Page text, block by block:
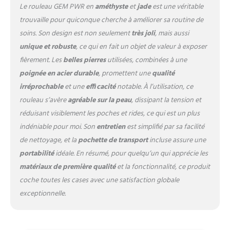
silencieux. Le mouvement de
massage favorise la
circulation, la production de
collagène, calme
l'inflammation, réduit les
poches sous les yeux et
détoxifie la peau. Augmentez
l'efficacité des produits de
soins de la peau : gardez
votre routine de soins de la
peau sur un rouleau en
utilisant une crème pour le
visage ou un sérum pour
augmenter l'absorption de la
peau et tirer le meilleur parti
de vos produits de soins de
la peau. Profitez de vos
Le rouleau GEM PWR enaméthysteetjadeest une véritable
trouvaille pour quiconque cherche à améliorer sa routine de
soins. Son design est non seulementtrès joli, mais aussi
unique et robuste, ce qui en fait un objet de valeur à exposer
fièrement. Lesbelles pierresutilisées, combinées à une
poignée en acier durable, promettent unequalité
irréprochableet uneefficaciténotable. À l’utilisation, ce
rouleau s’avèreagréable sur la peau, dissipant la tension et
réduisant visiblement les poches et rides, ce qui est un plus
indéniable pour moi. Sonentretienest simplifié par sa facilité
de nettoyage, et lapochette de transportincluse assure une
portabilitéidéale. En résumé, pour quelqu’un qui apprécie les
matériaux de première qualitéet la fonctionnalité, ce produit
coche toutes les cases avec une satisfaction globale
exceptionnelle.